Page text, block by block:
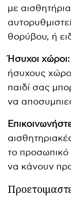
με
θορύβου, ή
Ήσυχοι χώροι:
ήσυχους
παιδί σας
να
το
να κάνουν